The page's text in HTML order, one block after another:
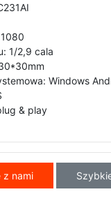
1/2,9 cala
Windows
& play
z nami